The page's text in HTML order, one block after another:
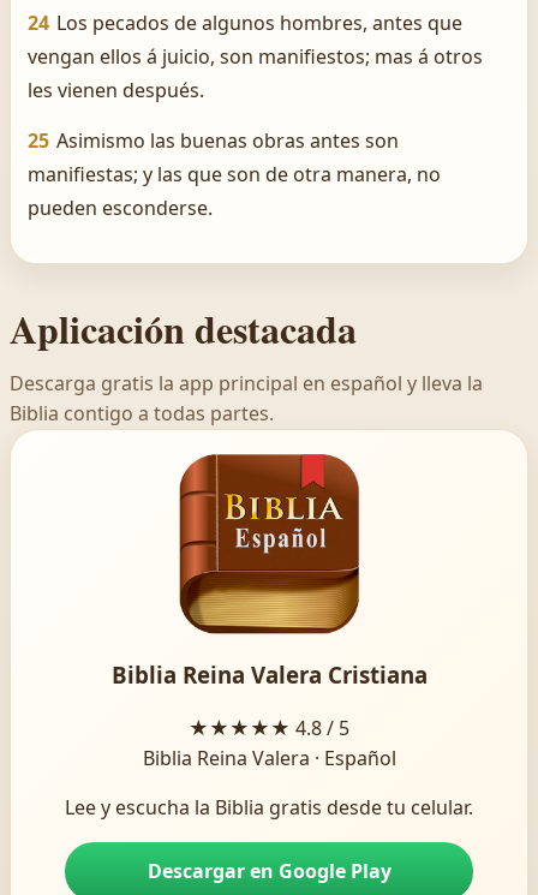
24 Los pecados de algunos hombres, antes que
vengan ellos á juicio, son manifiestos; mas á otros
les vienen después.
25 Asimismo las buenas obras antes son
manifiestas; y las que son de otra manera, no
pueden esconderse.
Aplicación destacada
Descarga gratis la app principal en español y lleva la
Biblia contigo a todas partes.
Biblia Reina Valera Cristiana
★★★★★ 4.8 / 5
Biblia Reina Valera · Español
Lee y escucha la Biblia gratis desde tu celular.
Descargar en Google Play